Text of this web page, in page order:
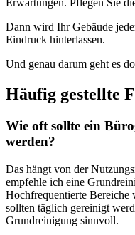
Erwartungen. Pflegen Sie
Dann wird Ihr Gebäude
Eindruck hinterlassen.
Und genau darum geht es
Häufig gestellte
Wie oft sollte ein
werden?
Das hängt von der
empfehle ich eine
Hochfrequentierte Bereiche
sollten täglich gereinigt
Grundreinigung sinnvoll.